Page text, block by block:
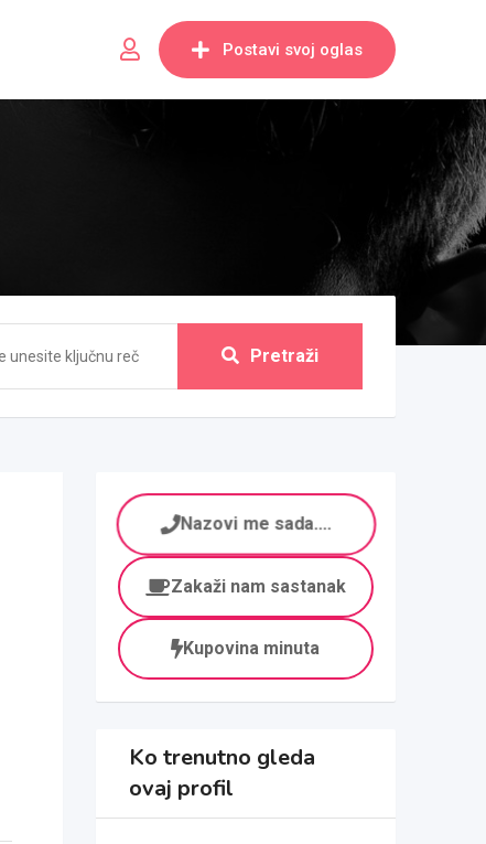
Postavi svoj oglas
Pretraži
Nazovi me sada....
Zakaži nam sastanak
Kupovina minuta
Ko trenutno gleda
ovaj profil